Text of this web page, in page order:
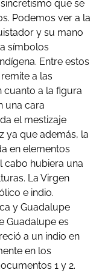
que se
Podemos ver a la
y su mano
símbolos
Entre estos
a las
cuanto a la figura
una cara
el mestizaje
ya que además, la
en elementos
cabo hubiera una
La Virgen
e indio.
y Guadalupe
Guadalupe es
a un indio en
en los
1 y 2.